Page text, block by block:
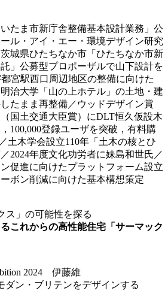
たま市新庁舎整備基本設計業務」公
ル・アイ・エー・環境デザイン研究
城県ひたちなか市「ひたちなか市新
」公募型プロポーザルで山下設計を
宮駅西口周辺地区の整備に向けた
治大学「山の上ホテル」の土地・建
たまま再整備／ウッドデザイン賞
国土交通大臣賞）にDLT恒久仮設木
100,000登録ユーザを突破，有料購
土木学会設立110年「土木の核とひ
2024年度文化功労者に妹島和世氏／
促進に向けたプラットフォーム設立
ボン削減に向けた基本構想策定
ス」の可能性を探る
これからの高性能住宅「サーマック
2024 伊藤維
ダン・ブリテンをデザインする